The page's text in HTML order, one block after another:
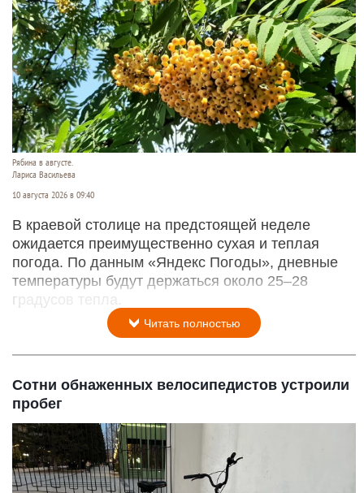
Рябина в августе.
Лариса Васильева
10 августа 2026 в 09:40
В краевой столице на предстоящей неделе
ожидается преимущественно сухая и теплая
погода. По данным «Яндекс Погоды», дневные
температуры будут держаться около 25–28
градусов тепла.
Читать полностью
Сотни обнаженных велосипедистов устроили
пробег